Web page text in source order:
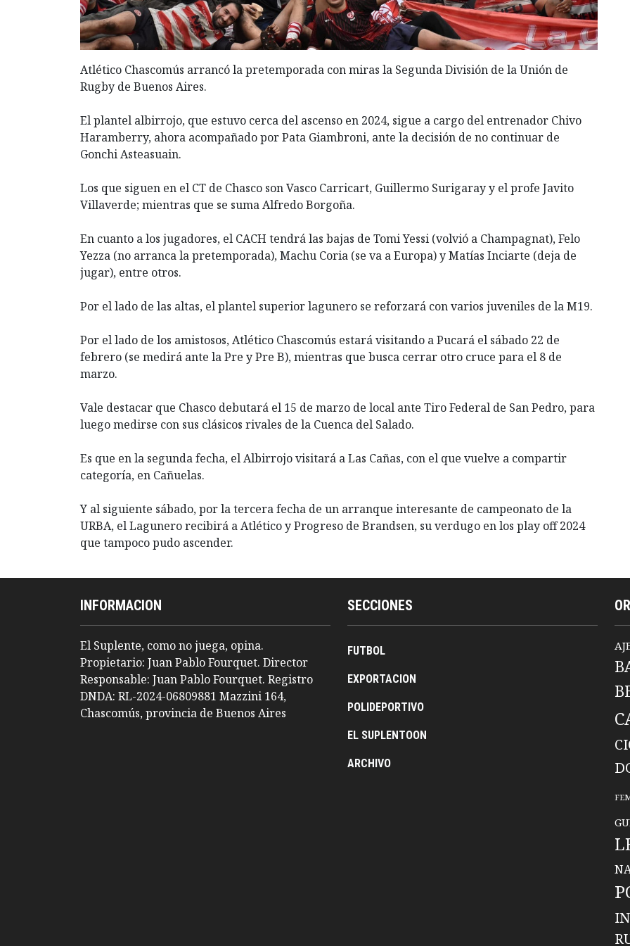
Atlético Chascomús arrancó la pretemporada con miras la Segunda División de la Unión de
Rugby de Buenos Aires.
El plantel albirrojo, que estuvo cerca del ascenso en 2024, sigue a cargo del entrenador Chivo
Haramberry, ahora acompañado por Pata Giambroni, ante la decisión de no continuar de
Gonchi Asteasuain.
Los que siguen en el CT de Chasco son Vasco Carricart, Guillermo Surigaray y el profe Javito
Villaverde; mientras que se suma Alfredo Borgoña.
En cuanto a los jugadores, el CACH tendrá las bajas de Tomi Yessi (volvió a Champagnat), Felo
Yezza (no arranca la pretemporada), Machu Coria (se va a Europa) y Matías Inciarte (deja de
jugar), entre otros.
Por el lado de las altas, el plantel superior lagunero se reforzará con varios juveniles de la M19.
Por el lado de los amistosos, Atlético Chascomús estará visitando a Pucará el sábado 22 de
febrero (se medirá ante la Pre y Pre B), mientras que busca cerrar otro cruce para el 8 de
marzo.
Vale destacar que Chasco debutará el 15 de marzo de local ante Tiro Federal de San Pedro, para
luego medirse con sus clásicos rivales de la Cuenca del Salado.
Es que en la segunda fecha, el Albirrojo visitará a Las Cañas, con el que vuelve a compartir
categoría, en Cañuelas.
Y al siguiente sábado, por la tercera fecha de un arranque interesante de campeonato de la
URBA, el Lagunero recibirá a Atlético y Progreso de Brandsen, su verdugo en los play off 2024
que tampoco pudo ascender.
INFORMACION
El Suplente, como no juega, opina.
Propietario: Juan Pablo Fourquet. Director
Responsable: Juan Pablo Fourquet. Registro
DNDA: RL-2024-06809881 Mazzini 164,
Chascomús, provincia de Buenos Aires
SECCIONES
FUTBOL
EXPORTACION
POLIDEPORTIVO
EL SUPLENTOON
ARCHIVO